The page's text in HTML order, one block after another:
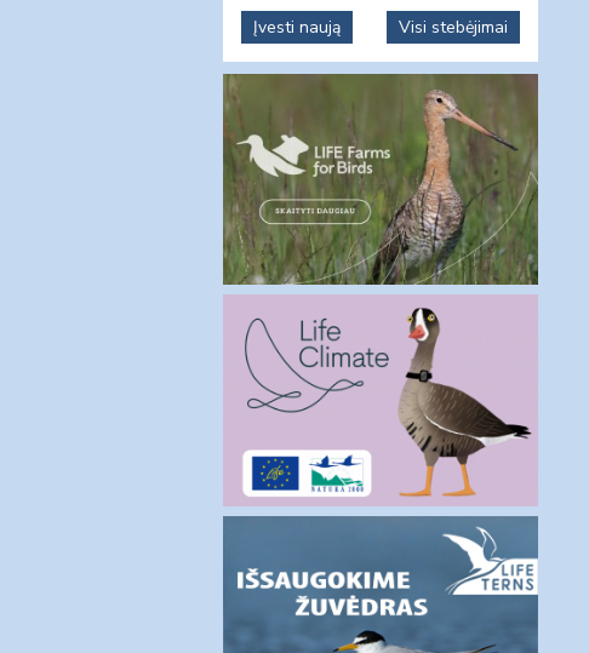
Įvesti naują
Visi stebėjimai